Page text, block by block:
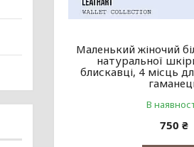
Маленький жіночий
натуральної
блискавці, 4 місць
В
750 ₴